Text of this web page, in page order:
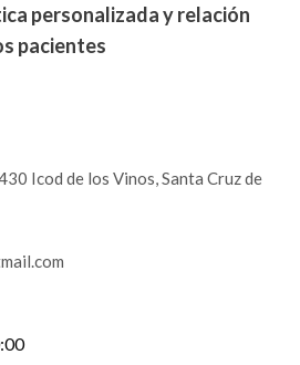
personalizada y relación
pacientes
Icod de los Vinos, Santa Cruz de